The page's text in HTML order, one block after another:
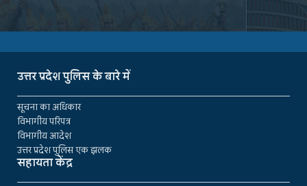
उत्तर प्रदेश पुलिस के बारे में
सूचना का अधिकार
विभागीय परिपत्र
विभागीय आदेश
उत्तर प्रदेश पुलिस एक झलक
सहायता केंद्र